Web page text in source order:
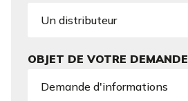
OBJET DE VOTRE DEMANDE